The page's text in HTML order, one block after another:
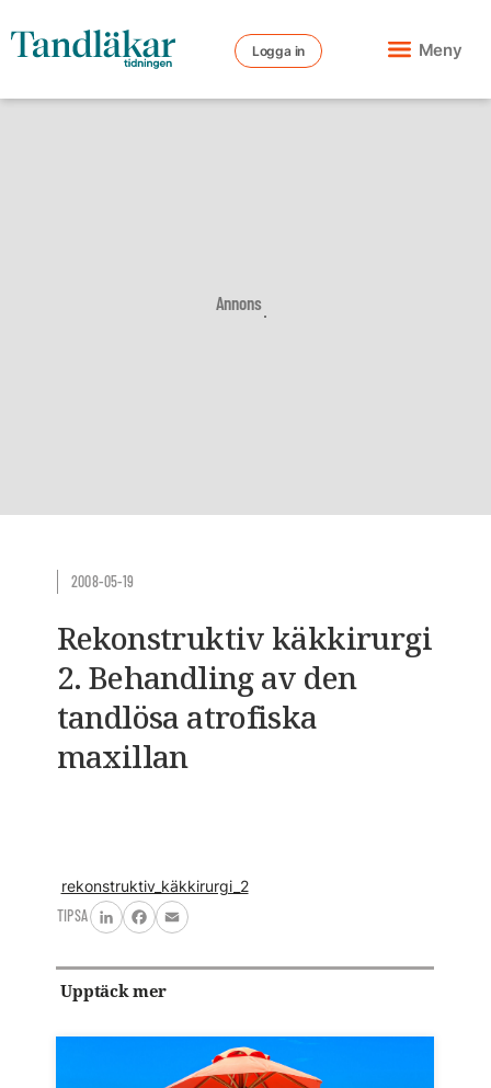
Logga in Meny
Annons
2008-05-19
Rekonstruktiv käkkirurgi
2. Behandling av den
tandlösa atrofiska
maxillan
rekonstruktiv_käkkirurgi_2
TIPSA
LinkedInFacebook
Email
Upptäck mer